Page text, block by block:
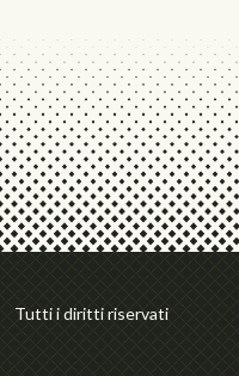
Tutti i diritti riservati